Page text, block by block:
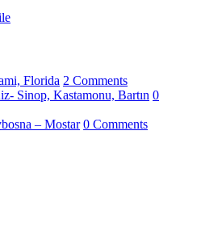
Florida 2 Comments
Sinop, Kastamonu, Bartın 0
– Mostar 0 Comments